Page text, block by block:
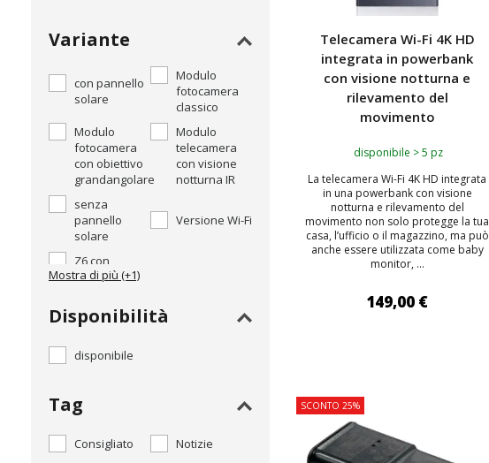
Telecamera Wi-Fi 4K HD
integrata in powerbank
con visione notturna e
rilevamento del
movimento
disponibile > 5 pz
La telecamera Wi-Fi 4K HD integrata
in una powerbank con visione
notturna e rilevamento del
movimento non solo protegge la tua
casa, l’ufficio o il magazzino, ma può
anche essere utilizzata come baby
monitor, ...
149,00 €
SCONTO 25%
Variante
con pannello
solare
Modulo
fotocamera
classico
Modulo
fotocamera
con obiettivo
grandangolare
Modulo
telecamera
con visione
notturna IR
senza
pannello
solare
Versione Wi-Fi
Z6 con
fotocamera
Mostra di più (+1)
Disponibilità
disponibile
Tag
Consigliato
Notizie